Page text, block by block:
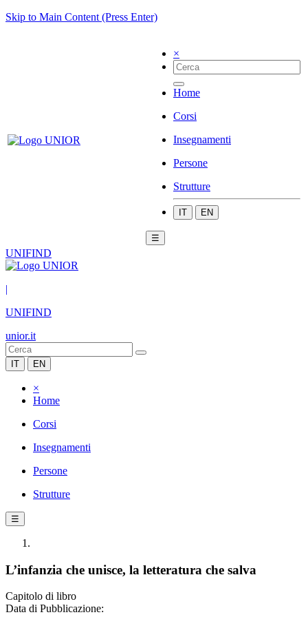
Skip to Main Content (Press Enter)
×
Home
Corsi
Insegnamenti
Persone
Strutture
IT EN
☰
UNIFIND
|
UNIFIND
unior.it
IT EN
×
Home
Corsi
Insegnamenti
Persone
Strutture
☰
L’infanzia che unisce, la letteratura che salva
Capitolo di libro
Data di Pubblicazione: